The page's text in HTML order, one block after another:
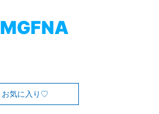
お気に入り